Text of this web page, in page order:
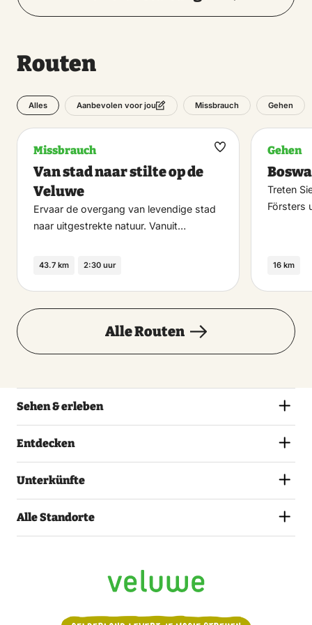
Routen
Alles Aanbevolen voor jou Missbrauch Gehen
Missbrauch
Van stad naar stilte op de
Veluwe
Ervaar de overgang van levendige stad
naar uitgestrekte natuur. Vanuit…
43.7 km 2:30 uur
Maak
Gehen
Treten
Försters
16 km
Alle Routen
Sehen & erleben
Entdecken
Unterkünfte
Alle Standorte